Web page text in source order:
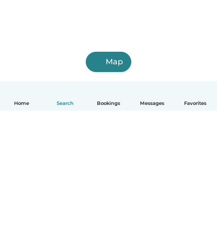
Home Search Bookings Messages Favorites
Map